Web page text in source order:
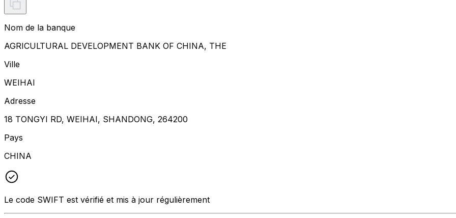
Nom de la banque
AGRICULTURAL DEVELOPMENT BANK OF CHINA, THE
Ville
WEIHAI
Adresse
18 TONGYI RD, WEIHAI, SHANDONG, 264200
Pays
CHINA
Le code SWIFT est vérifié et mis à jour régulièrement